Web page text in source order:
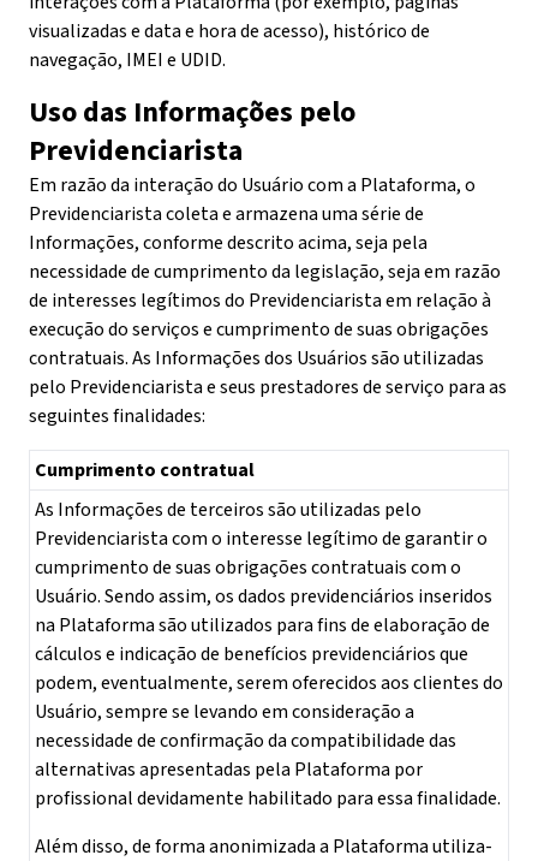
visualizadas e data e hora de acesso), histórico de
navegação, IMEI e UDID.
Uso das Informações pelo
Previdenciarista
Em razão da interação do Usuário com a Plataforma, o
Previdenciarista coleta e armazena uma série de
Informações, conforme descrito acima, seja pela
necessidade de cumprimento da legislação, seja em razão
de interesses legítimos do Previdenciarista em relação à
execução do serviços e cumprimento de suas obrigações
contratuais. As Informações dos Usuários são utilizadas
pelo Previdenciarista e seus prestadores de serviço para as
seguintes finalidades:
Cumprimento contratual
As Informações de terceiros são utilizadas pelo
Previdenciarista com o interesse legítimo de garantir o
cumprimento de suas obrigações contratuais com o
Usuário. Sendo assim, os dados previdenciários inseridos
na Plataforma são utilizados para fins de elaboração de
cálculos e indicação de benefícios previdenciários que
podem, eventualmente, serem oferecidos aos clientes do
Usuário, sempre se levando em consideração a
necessidade de confirmação da compatibilidade das
alternativas apresentadas pela Plataforma por
profissional devidamente habilitado para essa finalidade.
Além disso, de forma anonimizada a Plataforma utiliza-